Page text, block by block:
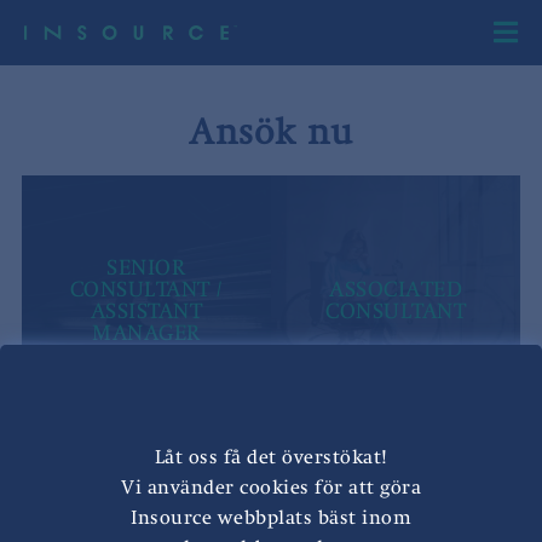
Låt oss få det överstökat!
Vi använder cookies för att göra
Insource webbplats bäst inom
Ansök nu
SENIOR
CONSULTANT /
ASSISTANT
MANAGER
ASSOCIATED
CONSULTANT
Andersen Consulting Sweden AB